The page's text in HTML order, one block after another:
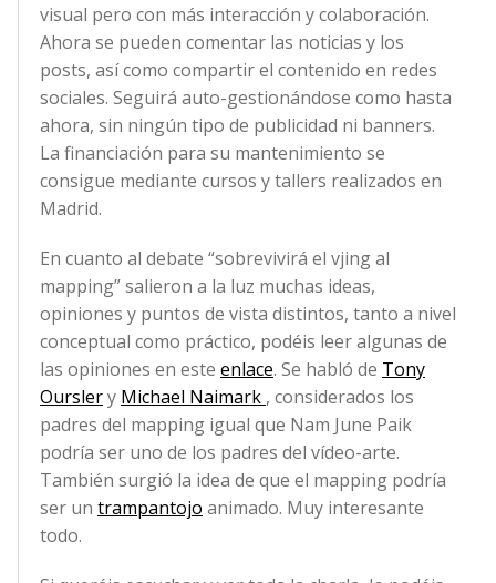
visual pero con más interacción y colaboración.
Ahora se pueden comentar las noticias y los
posts, así como compartir el contenido en redes
sociales. Seguirá auto-gestionándose como hasta
ahora, sin ningún tipo de publicidad ni banners.
La financiación para su mantenimiento se
consigue mediante cursos y tallers realizados en
Madrid.
En cuanto al debate “sobrevivirá el vjing al
mapping” salieron a la luz muchas ideas,
opiniones y puntos de vista distintos, tanto a nivel
conceptual como práctico, podéis leer algunas de
las opiniones en este enlace. Se habló de Tony
Ourslery Michael Naimark , considerados los
padres del mapping igual que Nam June Paik
podría ser uno de los padres del vídeo-arte.
También surgió la idea de que el mapping podría
ser un trampantojo animado. Muy interesante
todo.